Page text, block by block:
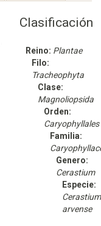
Clasificación
Reino: Plantae
Filo:
Tracheophyta
Clase:
Magnoliopsida
Orden:
Caryophyllales
Familia:
Genero:
Cerastium
Especie:
Cerastium
arvense